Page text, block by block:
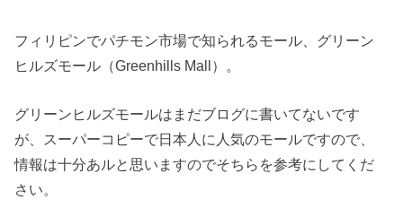
フィリピンでパチモン市場で知られるモール、グリーン
ヒルズモール（Greenhills Mall）。
グリーンヒルズモールはまだブログに書いてないです
が、スーパーコピーで日本人に人気のモールですので、
情報は十分あルと思いますのでそちらを参考にしてくだ
さい。